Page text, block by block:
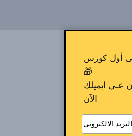
على أول كورس
🎁
على ايميلك
الآن